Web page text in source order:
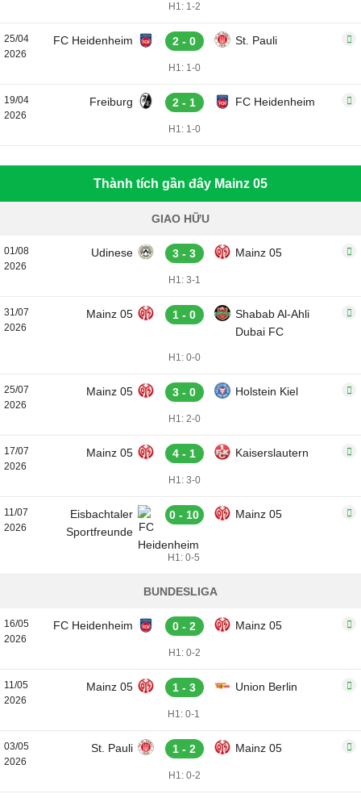
H1: 1-2
25/04
2026
FC Heidenheim 2 - 0 St. Pauli
H1: 1-0
19/04
2026
Freiburg 2 - 1 FC Heidenheim
H1: 1-0
Thành tích gần đây Mainz 05
GIAO HỮU
01/08
2026
Udinese 3 - 3 Mainz 05
H1: 3-1
31/07
2026
Mainz 05 1 - 0
Shabab Al-Ahli
Dubai FC
H1: 0-0
25/07
2026
Mainz 05 3 - 0 Holstein Kiel
H1: 2-0
17/07
2026
Mainz 05 4 - 1 Kaiserslautern
H1: 3-0
11/07
2026
Eisbachtaler
Sportfreunde
0 - 10 Mainz 05
H1: 0-5
BUNDESLIGA
16/05
2026
FC Heidenheim 0 - 2 Mainz 05
H1: 0-2
11/05
2026
Mainz 05 1 - 3 Union Berlin
H1: 0-1
03/05
2026
St. Pauli 1 - 2 Mainz 05
H1: 0-2